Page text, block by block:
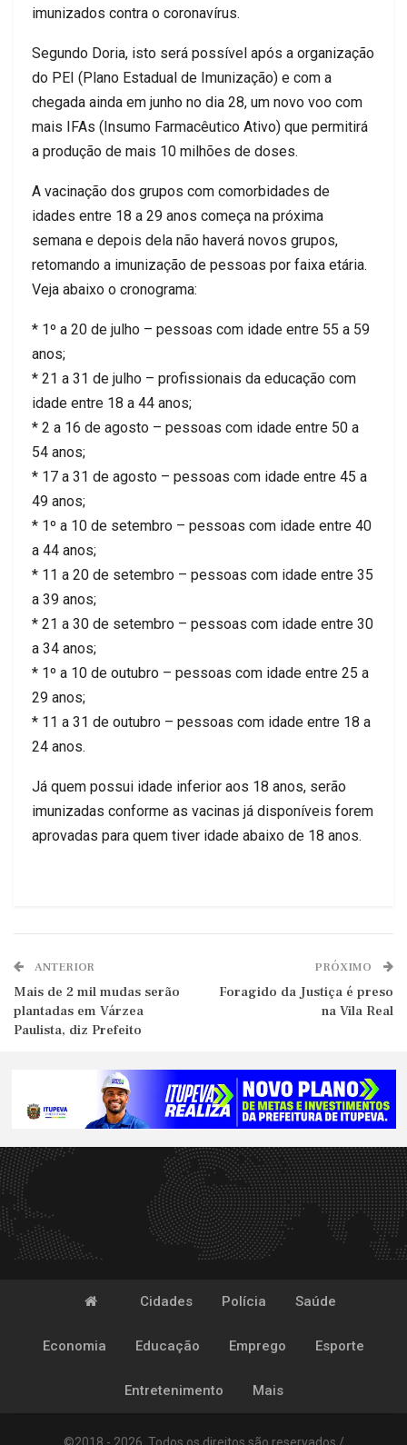
imunizados contra o coronavírus.
Segundo Doria, isto será possível após a organização
do PEI (Plano Estadual de Imunização) e com a
chegada ainda em junho no dia 28, um novo voo com
mais IFAs (Insumo Farmacêutico Ativo) que permitirá
a produção de mais 10 milhões de doses.
A vacinação dos grupos com comorbidades de
idades entre 18 a 29 anos começa na próxima
semana e depois dela não haverá novos grupos,
retomando a imunização de pessoas por faixa etária.
Veja abaixo o cronograma:
* 1º a 20 de julho – pessoas com idade entre 55 a 59
anos;
* 21 a 31 de julho – profissionais da educação com
idade entre 18 a 44 anos;
* 2 a 16 de agosto – pessoas com idade entre 50 a
54 anos;
* 17 a 31 de agosto – pessoas com idade entre 45 a
49 anos;
* 1º a 10 de setembro – pessoas com idade entre 40
a 44 anos;
* 11 a 20 de setembro – pessoas com idade entre 35
a 39 anos;
* 21 a 30 de setembro – pessoas com idade entre 30
a 34 anos;
* 1º a 10 de outubro – pessoas com idade entre 25 a
29 anos;
* 11 a 31 de outubro – pessoas com idade entre 18 a
24 anos.
Já quem possui idade inferior aos 18 anos, serão
imunizadas conforme as vacinas já disponíveis forem
aprovadas para quem tiver idade abaixo de 18 anos.
ANTERIOR
Mais de 2 mil mudas serão
plantadas em Várzea
Paulista, diz Prefeito
PRÓXIMO
Foragido da Justiça é preso
na Vila Real
Cidades Polícia Saúde
Economia Educação Emprego Esporte
Entretenimento Mais
©2018 - 2026. Todos os direitos são reservados /